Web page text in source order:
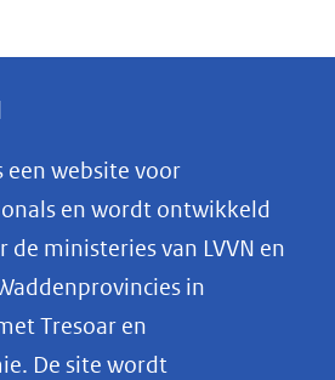
een website voor
en wordt ontwikkeld
de ministeries van LVVN en
in
Tresoar en
De site wordt